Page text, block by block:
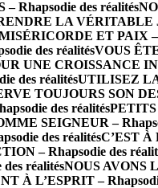
Rhapsodie des réalités
LA VÉRITABLE
ET PAIX –
des réalitésVOUS
UNE CROISSANCE
des réalitésUTILISEZ LA
TOUJOURS SON
des réalitésPETITS
SEIGNEUR –
des réalitésC’EST À
– Rhapsodie des
réalitésNOUS AVONS
À L’ESPRIT –